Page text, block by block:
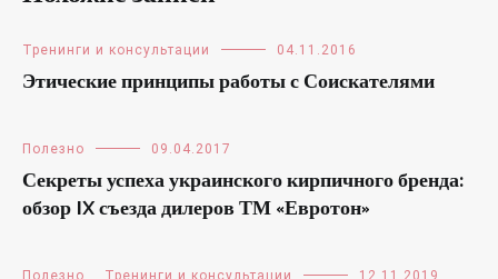
Тренинги и консультации 04.11.2016
Этические принципы работы с Соискателями
Полезно 09.04.2017
Секреты успеха украинского кирпичного бренда:
обзор IX съезда дилеров ТМ «Евротон»
Полезно Тренинги и консультации 12.11.2019